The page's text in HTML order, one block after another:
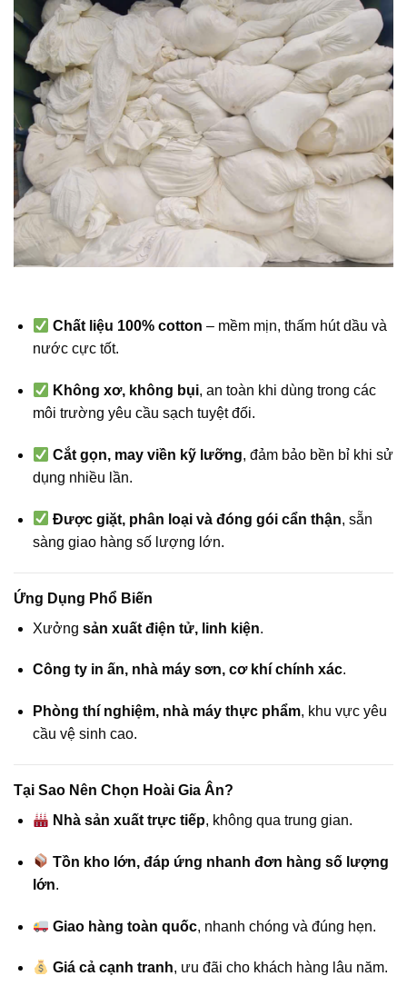
Chất liệu 100% cotton – mềm mịn, thấm hút dầu và
nước cực tốt.
Không xơ, không bụi, an toàn khi dùng trong các
môi trường yêu cầu sạch tuyệt đối.
Cắt gọn, may viền kỹ lưỡng, đảm bảo bền bỉ khi sử
dụng nhiều lần.
Được giặt, phân loại và đóng gói cẩn thận, sẵn
sàng giao hàng số lượng lớn.
Ứng Dụng Phổ Biến
Xưởng sản xuất điện tử, linh kiện.
Công ty in ấn, nhà máy sơn, cơ khí chính xác.
Phòng thí nghiệm, nhà máy thực phẩm, khu vực yêu
cầu vệ sinh cao.
Tại Sao Nên Chọn Hoài Gia Ân?
Nhà sản xuất trực tiếp, không qua trung gian.
Tồn kho lớn, đáp ứng nhanh đơn hàng số lượng
lớn.
Giao hàng toàn quốc, nhanh chóng và đúng hẹn.
Giá cả cạnh tranh, ưu đãi cho khách hàng lâu năm.